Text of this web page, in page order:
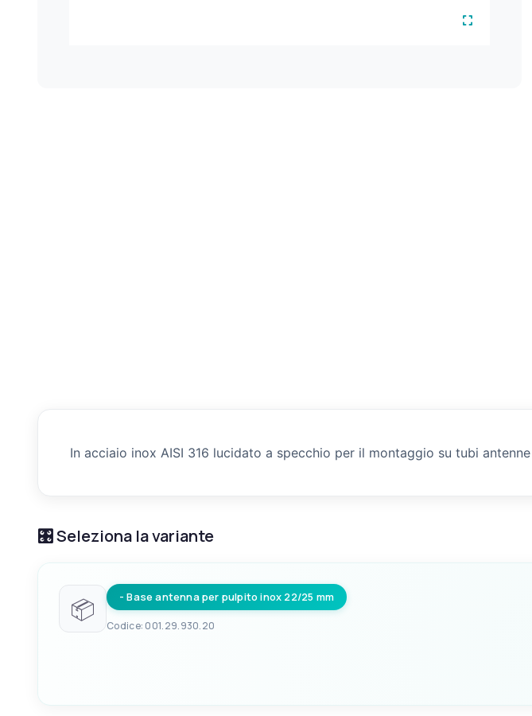
In acciaio inox AISI 316 lucidato a specchio per il montaggio su tubi antenne
🎛️ Seleziona la variante
📦 - Base antenna per pulpito inox 22/25 mm
Codice: 001.29.930.20